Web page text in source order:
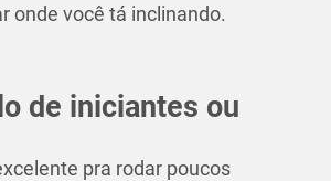
onde você tá inclinando.
de iniciantes ou
pra rodar poucos